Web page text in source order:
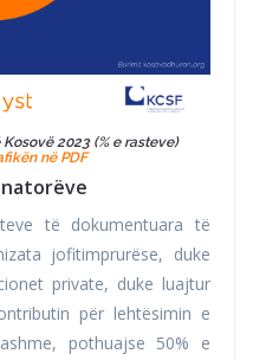
2023 (% e rasteve)
në PDF
të dokumentuara të
jofitimprurëse, duke
private, duke luajtur
për lehtësimin e
pothuajse 50% e